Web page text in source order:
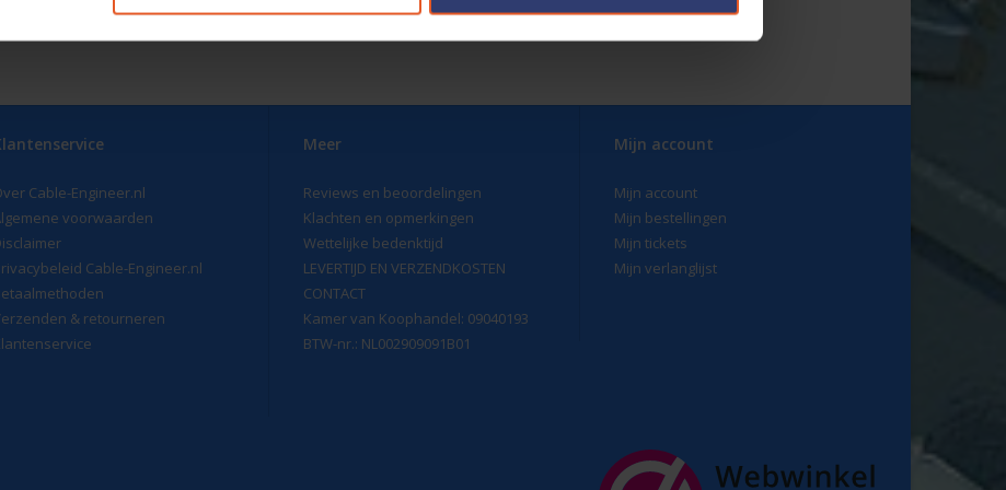
10 meter hand gerold in afsluitbare plastic zak met product nummer, afmeting, kleur en type van de kabel.
Cable-Engineer.nl
voorwaarden
Cable-Engineer.nl
& retourneren
Meer
Reviews en beoordelingen
Klachten en opmerkingen
Wettelijke bedenktijd
LEVERTIJD EN VERZENDKOSTEN
CONTACT
Kamer van Koophandel: 09040193
BTW-nr.: NL002909091B01
Mijn account
Mijn account
Mijn bestellingen
Mijn tickets
Mijn verlanglijst